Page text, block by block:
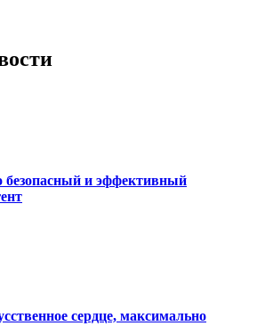
безопасный и эффективный
сердце, максимально